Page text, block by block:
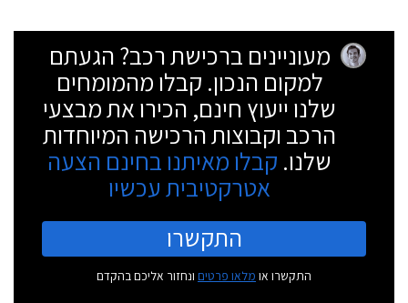
מעוניינים ברכישת רכב? הגעתם
למקום הנכון. קבלו מהמומחים
שלנו ייעוץ חינם, הכירו את מבצעי
הרכב וקבוצות הרכישה המיוחדות
שלנו. קבלו מאיתנו בחינם הצעה
אטרקטיבית עכשיו
התקשרו
התקשרו או מלאו פרטים ונחזור אליכם בהקדם